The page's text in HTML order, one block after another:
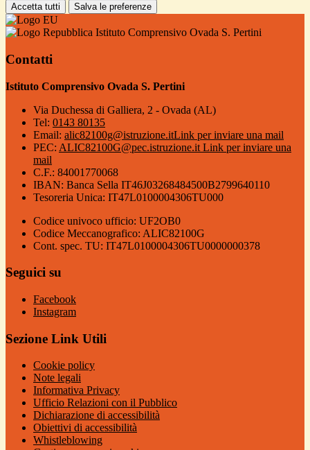
Accetta tutti Salva le preferenze
Istituto Comprensivo Ovada S. Pertini
Contatti
Istituto Comprensivo Ovada S. Pertini
Via Duchessa di Galliera, 2 - Ovada (AL)
Tel: 0143 80135
Email: alic82100g@istruzione.itLink per inviare una mail
PEC: ALIC82100G@pec.istruzione.it Link per inviare una
mail
C.F.: 84001770068
IBAN: Banca Sella IT46J03268484500B2799640110
Tesoreria Unica: IT47L0100004306TU000
Codice univoco ufficio: UF2OB0
Codice Meccanografico: ALIC82100G
Cont. spec. TU: IT47L0100004306TU0000000378
Seguici su
Facebook
Instagram
Sezione Link Utili
Cookie policy
Note legali
Informativa Privacy
Ufficio Relazioni con il Pubblico
Dichiarazione di accessibilità
Obiettivi di accessibilità
Whistleblowing